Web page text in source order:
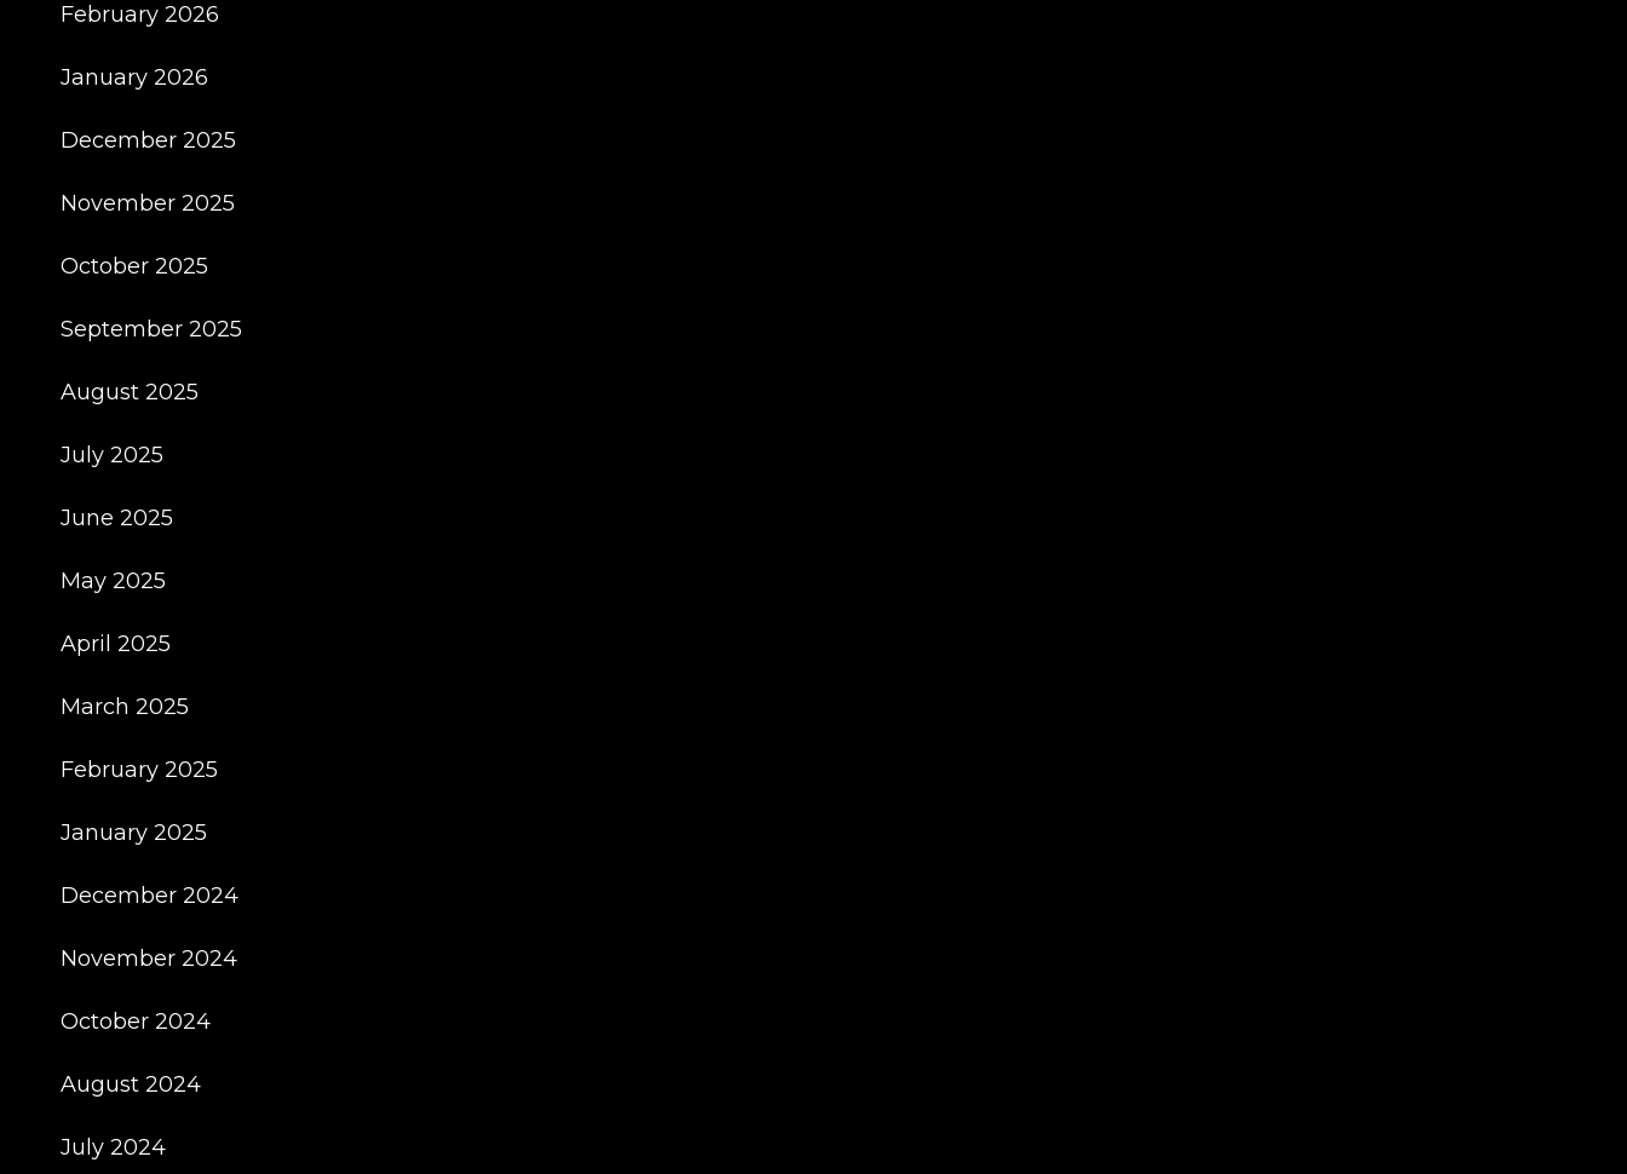
February 2026
January 2026
December 2025
November 2025
October 2025
September 2025
August 2025
July 2025
June 2025
May 2025
April 2025
March 2025
February 2025
January 2025
December 2024
November 2024
October 2024
August 2024
July 2024